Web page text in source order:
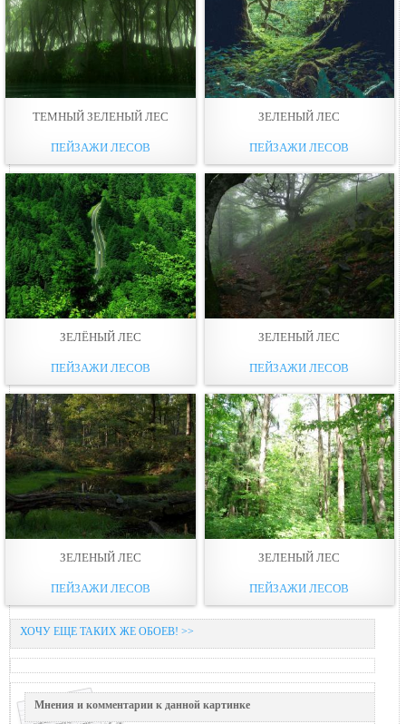
ТЕМНЫЙ ЗЕЛЕНЫЙ ЛЕС
ПЕЙЗАЖИ ЛЕСОВ
ЗЕЛЕНЫЙ ЛЕС
ПЕЙЗАЖИ ЛЕСОВ
ЗЕЛЁНЫЙ ЛЕС
ПЕЙЗАЖИ ЛЕСОВ
ЗЕЛЕНЫЙ ЛЕС
ПЕЙЗАЖИ ЛЕСОВ
ЗЕЛЕНЫЙ ЛЕС
ПЕЙЗАЖИ ЛЕСОВ
ЗЕЛЕНЫЙ ЛЕС
ПЕЙЗАЖИ ЛЕСОВ
ХОЧУ ЕЩЕ ТАКИХ ЖЕ ОБОЕВ! >>
Мнения и комментарии к данной картинке